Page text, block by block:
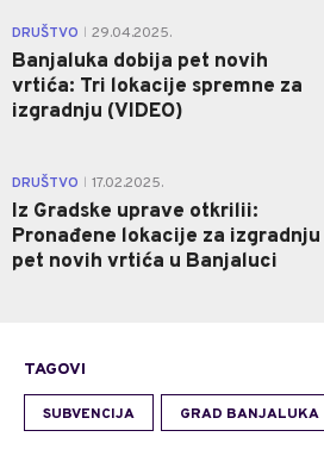
DRUŠTVO 29.04.2025.
Banjaluka dobija pet novih
vrtića: Tri lokacije spremne za
izgradnju (VIDEO)
DRUŠTVO 17.02.2025.
Iz Gradske uprave otkrilii:
Pronađene lokacije za izgradnju
pet novih vrtića u Banjaluci
TAGOVI
SUBVENCIJA GRAD BANJALUKA